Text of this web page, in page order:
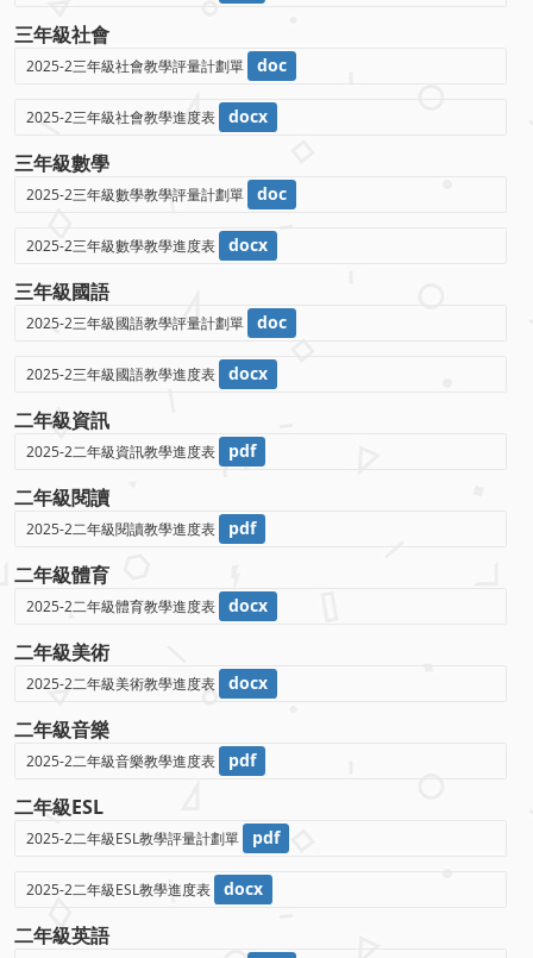
二年級英語
二年級ESL
2025-2二年級ESL教學評量計劃單 pdf
2025-2二年級ESL教學進度表 docx
二年級音樂
2025-2二年級音樂教學進度表 pdf
二年級美術
2025-2二年級美術教學進度表 docx
二年級體育
2025-2二年級體育教學進度表 docx
二年級閱讀
2025-2二年級閱讀教學進度表 pdf
二年級資訊
2025-2二年級資訊教學進度表 pdf
三年級國語
2025-2三年級國語教學評量計劃單 doc
2025-2三年級國語教學進度表 docx
三年級數學
2025-2三年級數學教學評量計劃單 doc
2025-2三年級數學教學進度表 docx
三年級社會
2025-2三年級社會教學評量計劃單 doc
2025-2三年級社會教學進度表 docx